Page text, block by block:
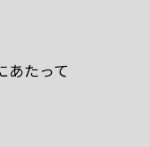
あたって